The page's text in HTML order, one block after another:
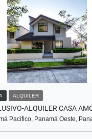
ALQUILER
Pacifico, Panamá Oeste,